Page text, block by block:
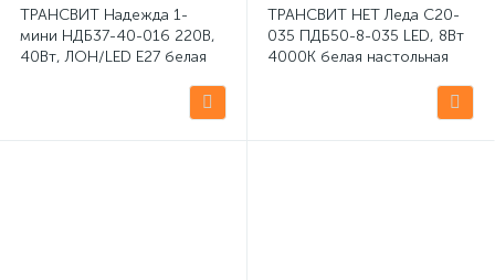
ТРАНСВИТ Надежда 1-
мини НДБ37-40-016 220В,
40Вт, ЛОН/LED Е27 белая
ТРАНСВИТ НЕТ Леда С20-
035 ПДБ50-8-035 LED, 8Вт
4000К белая настольная